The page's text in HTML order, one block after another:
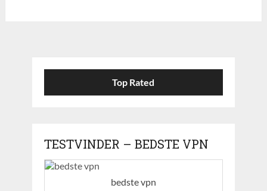
Top Rated
TESTVINDER – BEDSTE VPN
bedste vpn